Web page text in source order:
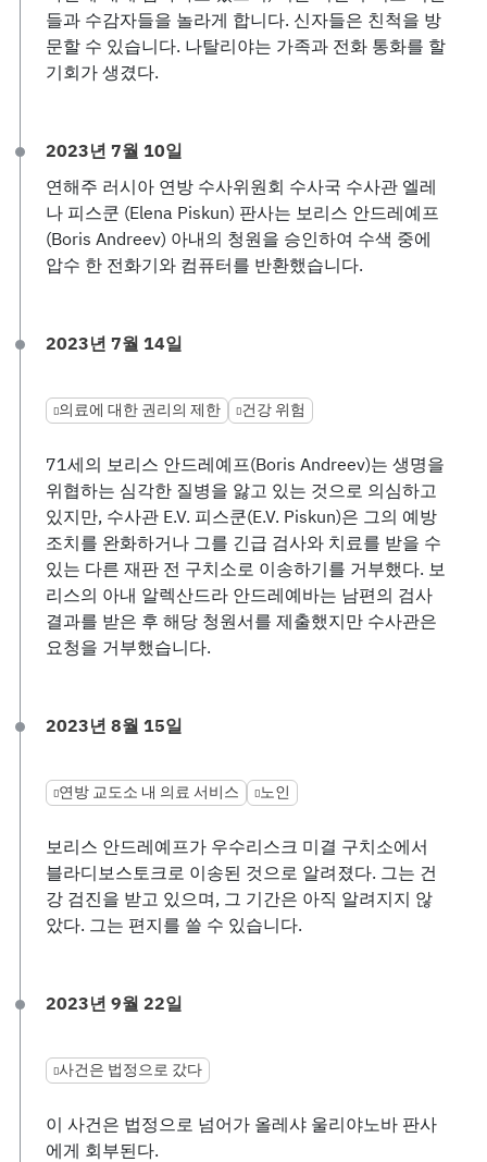
들과 수감자들을 놀라게 합니다. 신자들은 친척을 방
문할 수 있습니다. 나탈리야는 가족과 전화 통화를 할
기회가 생겼다.
2023년 7월 10일
연해주 러시아 연방 수사위원회 수사국 수사관 엘레
나 피스쿤 (Elena Piskun) 판사는 보리스 안드레예프
(Boris Andreev) 아내의 청원을 승인하여 수색 중에
압수 한 전화기와 컴퓨터를 반환했습니다.
2023년 7월 14일
의료에 대한 권리의 제한 건강 위험
71세의 보리스 안드레예프(Boris Andreev)는 생명을
위협하는 심각한 질병을 앓고 있는 것으로 의심하고
있지만, 수사관 E.V. 피스쿤(E.V. Piskun)은 그의 예방
조치를 완화하거나 그를 긴급 검사와 치료를 받을 수
있는 다른 재판 전 구치소로 이송하기를 거부했다. 보
리스의 아내 알렉산드라 안드레예바는 남편의 검사
결과를 받은 후 해당 청원서를 제출했지만 수사관은
요청을 거부했습니다.
2023년 8월 15일
연방 교도소 내 의료 서비스 노인
보리스 안드레예프가 우수리스크 미결 구치소에서
블라디보스토크로 이송된 것으로 알려졌다. 그는 건
강 검진을 받고 있으며, 그 기간은 아직 알려지지 않
았다. 그는 편지를 쓸 수 있습니다.
2023년 9월 22일
사건은 법정으로 갔다
이 사건은 법정으로 넘어가 올레샤 울리야노바 판사
에게 회부된다.